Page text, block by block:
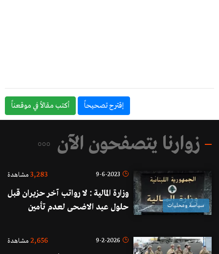
إقترح تصحيحاً أكتب مقالاً في موقعناً
زوارنا يتصفحون الآن
سياسة ومحليات
9-6-2023
3,283 مشاهدة
وزارة المالية : لا رواتب آخر حزيران قبل
حلول عيد الاضحى لعدم تأمين
9-2-2026
2,656 مشاهدة